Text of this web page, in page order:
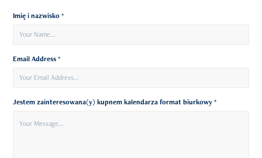
Imię i nazwisko *
Email Address *
Jestem zainteresowana(y) kupnem kalendarza format biurkowy *